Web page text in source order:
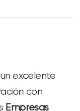
excelente
con
Empresas